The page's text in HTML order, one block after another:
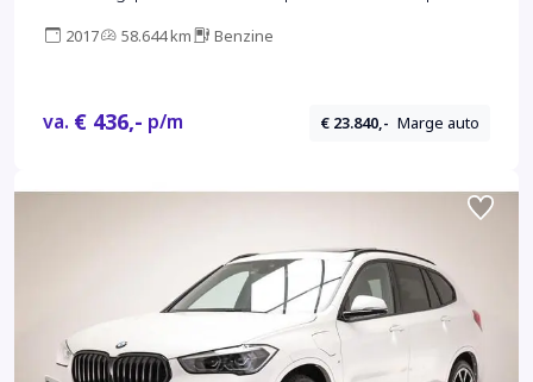
2017 58.644 km Benzine
va. € 436,- p/m € 23.840,- Marge auto